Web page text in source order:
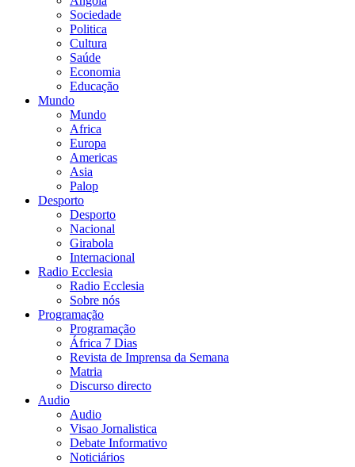
Sociedade
Politica
Cultura
Saúde
Economia
Educação
Mundo
Mundo
Africa
Europa
Americas
Asia
Palop
Desporto
Desporto
Nacional
Girabola
Internacional
Radio Ecclesia
Radio Ecclesia
Sobre nós
Programação
Programação
África 7 Dias
Revista de Imprensa da Semana
Matria
Discurso directo
Audio
Audio
Visao Jornalistica
Debate Informativo
Noticiários